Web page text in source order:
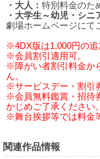
・大人： 特別料金のた
・大学生～幼児・シニ
劇場ホームページにて
※4DX版は1,000円の追
※会員割引適用可。
※障がい者割引料金か
ん。
※サービスデー・割引
※会員無料鑑賞・招待
かじめご了承ください。
※舞台挨拶等では料金
関連作品情報